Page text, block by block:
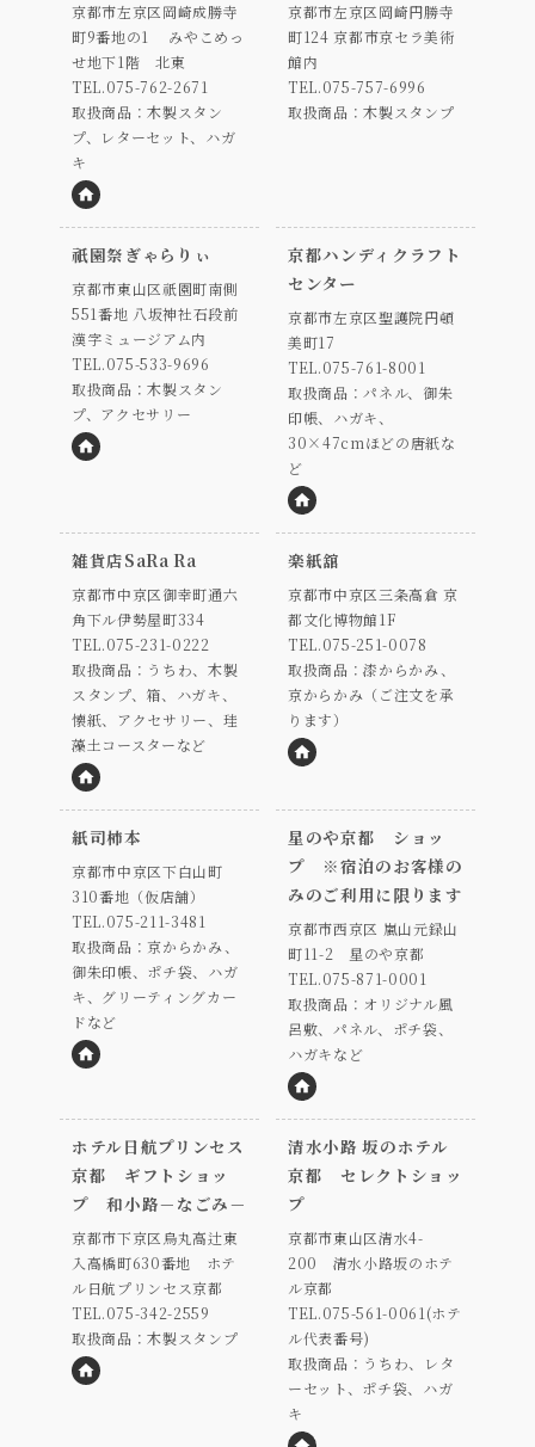
京都市左京区岡崎成勝寺
町9番地の1 みやこめっ
せ地下1階 北東
TEL.075-762-2671
取扱商品：木製スタン
プ、レターセット、ハガ
キ
京都市左京区岡崎円勝寺
町124 京都市京セラ美術
館内
TEL.075-757-6996
取扱商品：木製スタンプ
祇園祭ぎゃらりぃ
京都市東山区祇園町南側
551番地 八坂神社石段前
漢字ミュージアム内
TEL.075-533-9696
取扱商品：木製スタン
プ、アクセサリー
京都ハンディクラフト
センター
京都市左京区聖護院円頓
美町17
TEL.075-761-8001
取扱商品：パネル、御朱
印帳、ハガキ、
30×47cmほどの唐紙な
ど
雑貨店SaRa Ra
京都市中京区御幸町通六
角下ル伊勢屋町334
TEL.075-231-0222
取扱商品：うちわ、木製
スタンプ、箱、ハガキ、
懐紙、アクセサリー、珪
藻土コースターなど
楽紙舘
京都市中京区三条高倉 京
都文化博物館1F
TEL.075-251-0078
取扱商品：漆からかみ、
京からかみ（ご注文を承
ります）
紙司柿本
京都市中京区下白山町
310番地（仮店舗）
TEL.075-211-3481
取扱商品：京からかみ、
御朱印帳、ポチ袋、ハガ
キ、グリーティングカー
ドなど
星のや京都 ショッ
プ ※宿泊のお客様の
みのご利用に限ります
京都市西京区 嵐山元録山
町11-2 星のや京都
TEL.075-871-0001
取扱商品：オリジナル風
呂敷、パネル、ポチ袋、
ハガキなど
ホテル日航プリンセス
京都 ギフトショッ
プ 和小路－なごみ－
京都市下京区烏丸高辻東
入高橋町630番地 ホテ
ル日航プリンセス京都
TEL.075-342-2559
取扱商品：木製スタンプ
清水小路 坂のホテル
京都 セレクトショッ
プ
京都市東山区清水4-
200 清水小路坂のホテ
ル京都
TEL.075-561-0061(ホテ
ル代表番号)
取扱商品：うちわ、レタ
ーセット、ポチ袋、ハガ
キ